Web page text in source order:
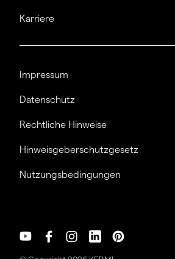
Karriere
Impressum
Datenschutz
Rechtliche Hinweise
Hinweisgeberschutzgesetz
Nutzungsbedingungen